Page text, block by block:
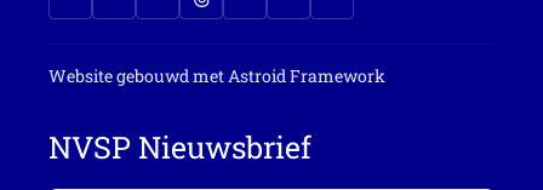
Website gebouwd metAstroid Framework
NVSP Nieuwsbrief